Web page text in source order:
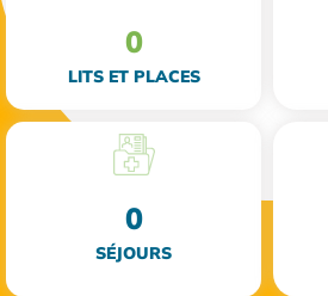
LITS ET PLACES
0
SÉJOURS
0